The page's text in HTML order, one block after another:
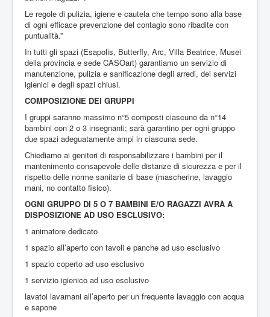
Le regole di pulizia, igiene e cautela che tempo sono alla base
di ogni efficace prevenzione del contagio sono ribadite con
puntualità.”
In tutti gli spazi (Esapolis, Butterfly, Arc, Villa Beatrice, Musei
della provincia e sede CASOart) garantiamo un servizio di
manutenzione, pulizia e sanificazione degli arredi, dei servizi
igienici e degli spazi chiusi.
COMPOSIZIONE DEI GRUPPI
I gruppi saranno massimo n°5 composti ciascuno da n°14
bambini con 2 o 3 insegnanti; sarà garantino per ogni gruppo
due spazi adeguatamente ampi in ciascuna sede.
Chiediamo ai genitori di responsabilizzare i bambini per il
mantenimento consapevole delle distanze di sicurezza e per il
rispetto delle norme sanitarie di base (mascherine, lavaggio
mani, no contatto fisico).
OGNI GRUPPO DI 5 O 7 BAMBINI E/O RAGAZZI AVRÀ A
DISPOSIZIONE AD USO ESCLUSIVO:
1 animatore dedicato
1 spazio all’aperto con tavoli e panche ad uso esclusivo
1 spazio coperto ad uso esclusivo
1 servizio igienico ad uso esclusivo
lavatoi lavamani all’aperto per un frequente lavaggio con acqua
e sapone